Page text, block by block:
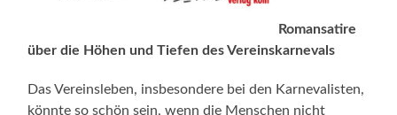
Romansatire
über die Höhen und Tiefen des Vereinskarnevals
Das Vereinsleben, insbesondere bei den Karnevalisten,
könnte so schön sein, wenn die Menschen nicht